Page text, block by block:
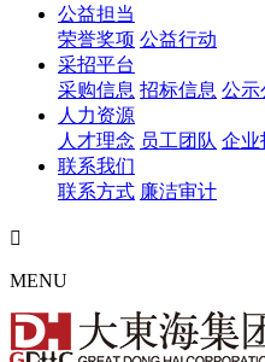
公益担当
荣誉奖项 公益行动
采招平台
采购信息 招标信息 公示
人力资源
人才理念 员工团队 企业
联系我们
联系方式 廉洁审计

MENU